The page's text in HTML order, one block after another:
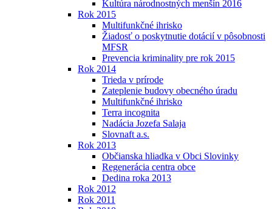
Kultúra národnostných menšín 2016
Rok 2015
Multifunkčné ihrisko
Žiadosť o poskytnutie dotácií v pôsobnosti
MFSR
Prevencia kriminality pre rok 2015
Rok 2014
Trieda v prírode
Zateplenie budovy obecného úradu
Multifunkčné ihrisko
Terra incognita
Nadácia Jozefa Salaja
Slovnaft a.s.
Rok 2013
Občianska hliadka v Obci Slovinky
Regenerácia centra obce
Dedina roka 2013
Rok 2012
Rok 2011